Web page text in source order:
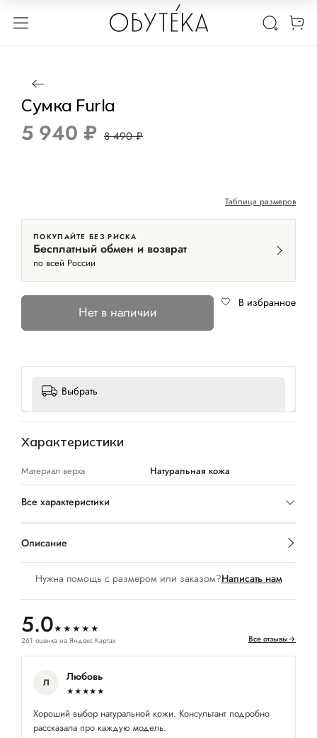
1 / 2
Сумка Furla
5 940 ₽ 8 490 ₽
Таблица размеров
ПОКУПАЙТЕ БЕЗ РИСКА
Бесплатный обмен и возврат
по всей России
Нет в наличии
В избранное
Выбрать
Нужна помощь с размером или заказом?Написать нам
5.0★★★★★
261 оценка на Яндекс Картах Все отзывы→
Л Любовь
★★★★★
Хороший выбор натуральной кожи. Консультант подробно
рассказала про каждую модель.
Характеристики
Материал верха Натуральная кожа
Все характеристики
Описание